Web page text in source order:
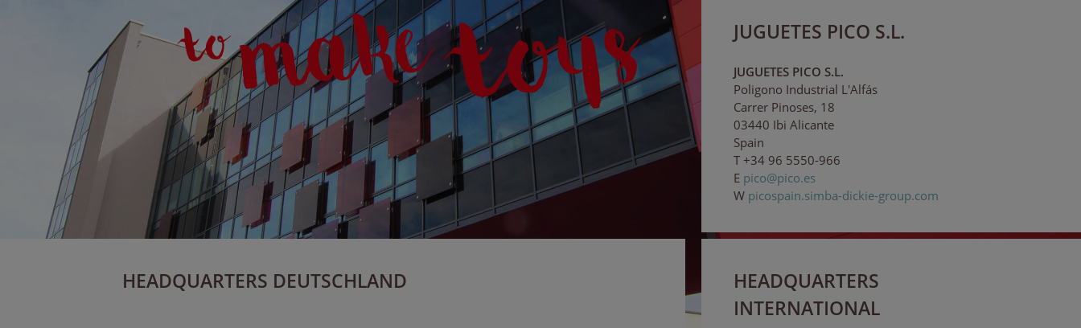
JUGUETES PICO S.L.
JUGUETES PICO S.L.
Poligono Industrial L'Alfás
Carrer Pinoses, 18
03440 Ibi Alicante
Spain
T +34 96 5550-966
E pico@pico.es
W picospain.simba-dickie-group.com
HEADQUARTERS DEUTSCHLAND
HEADQUARTERS
INTERNATIONAL